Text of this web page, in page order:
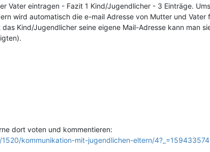
Vater eintragen - Fazit 1 Kind/Jugendlicher - 3 Einträge.
wird automatisch die e-mail Adresse von Mutter und
Kind/Jugendlicher seine eigene Mail-Adresse kann man
dort voten und kommentieren:
kommunikation-mit-jugendlichen-eltern/